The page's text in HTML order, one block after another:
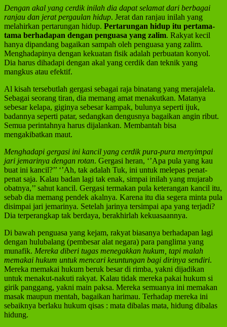
Dengan akal yang cerdik inilah dia dapat selamat dari berbagai
ranjau dan jerat pergaulan hidup. Jerat dan ranjau inilah yang
melahirkan pertarungan hidup. Pertarungan hidup itu pertama-
tama berhadapan dengan penguasa yang zalim. Rakyat kecil
hanya dipandang bagaikan sampah oleh penguasa yang zalim.
Menghadapinya dengan kekuatan fisik adalah perbuatan konyol.
Dia harus dihadapi dengan akal yang cerdik dan teknik yang
mangkus atau efektif.
Al kisah tersebutlah gergasi sebagai raja binatang yang merajalela.
Sebagai seorang tiran, dia memang amat menakutkan. Matanya
sebesar kelapa, giginya sebesar kampak, bulunya seperti ijuk,
badannya seperti patar, sedangkan dengusnya bagaikan angin ribut.
Semua perintahnya harus dijalankan. Membantah bisa
mengakibatkan maut.
Menghadapi gergasi ini kancil yang cerdik pura-pura menyimpai
jari jemarinya dengan rotan. Gergasi heran, ‘’Apa pula yang kau
buat ini kancil?’’ ‘’Ah, tak adalah Tuk, ini untuk melepas penat-
penat saja. Kalau badan lagi tak enak, simpai inilah yang mujarab
obatnya,’’ sahut kancil. Gergasi termakan pula keterangan kancil itu,
sebab dia memang pendek akalnya. Karena itu dia segera minta pula
disimpai jari jemarinya. Setelah jarinya tersimpai apa yang terjadi?
Dia terperangkap tak berdaya, berakhirlah kekuasaannya.
Di bawah penguasa yang kejam, rakyat biasanya berhadapan lagi
dengan hulubalang (pembesar alat negara) para panglima yang
munafik. Mereka diberi tugas menegakkan hukum, tapi malah
memakai hukum untuk mencari keuntungan bagi dirinya sendiri.
Mereka memakai hukum beruk besar di rimba, yakni dijadikan
untuk menakut-nakuti rakyat. Kalau tidak mereka pakai hukum si
girik panggang, yakni main paksa. Mereka semuanya ini memakan
masak maupun mentah, bagaikan harimau. Terhadap mereka ini
sebaiknya berlaku hukum qisas : mata dibalas mata, hidung dibalas
hidung.